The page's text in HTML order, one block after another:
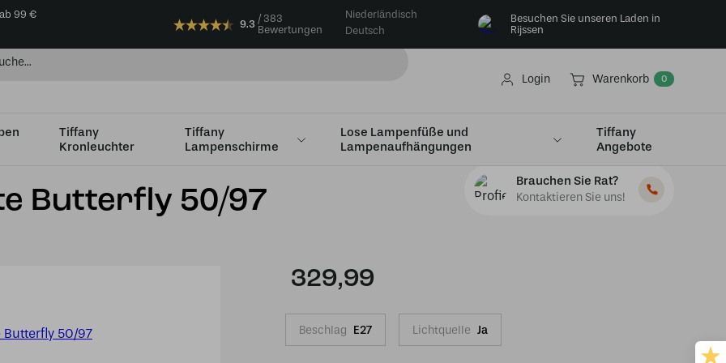
99 €
9.3
383
Bewertungen
Niederländisch
Deutsch
Besuchen Sie unseren Laden in
Rijssen
Login Warenkorb 0
Tiffany
Kronleuchter
Tiffany
Lampenschirme
Lose Lampenfüße und
Lampenaufhängungen
Tiffany
Angebote
Pendelleuchte Butterfly 50/97
Butterfly 50/97
Brauchen Sie Rat?
Kontaktieren Sie uns!
329,99
Beschlag E27 Lichtquelle Ja